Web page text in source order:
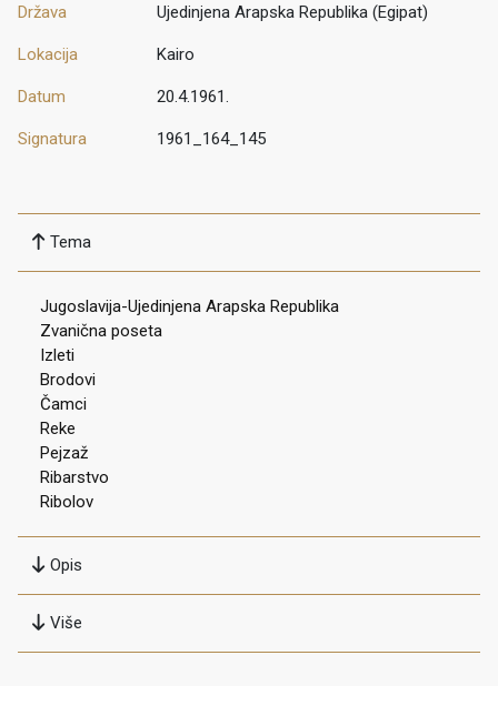
Država Ujedinjena Arapska Republika (Egipat)
Lokacija Kairo
Datum 20.4.1961.
Signatura 1961_164_145
Tema
Jugoslavija-Ujedinjena Arapska Republika
Zvanična poseta
Izleti
Brodovi
Čamci
Reke
Pejzaž
Ribarstvo
Ribolov
Opis
Više